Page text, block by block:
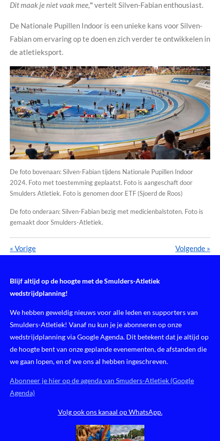
Dit maak je niet vaak mee,"vertelt Silven-Fabian enthousiast.
De Nationale Pupillen Indoor is een unieke kans voor Silven-
Fabian om ervaring op te doen en zich verder te ontwikkelen in
de atletieksport.
De foto bovenaan: Silven-Fabian tijdens Nationale Pupillen Indoor
2024. Foto met toestemming geplaatst. Foto is aangeschaft door
Smulders Atletiek. Foto is genomen door ETF (Sjoerd de Roos)
De foto onderaan: Silven-Fabian bezig met medicienbalstoten. Foto is
gemaakt door Smulders-Atletiek.
« Vorige Volgende »
Blijf altijd op de hoogte met de Smulders-Atletiek
wedstrijdplanning!
We hebben geweldig nieuws voor alle leden en supporters van
Smulders-Atletiek! Vanaf nu kun je je abonneren op onze
wedstrijdplanning via Google Agenda. Dit betekent dat je altijd op
de hoogte bent van onze geplande evenementen, de afstanden die
we gaan lopen, en of we ons al hebben ingeschreven.
Abonneer je hier op de agenda van Smuders-Atletiek (Google
Agenda)
Volg ook ons kanaal op WhatsApp.